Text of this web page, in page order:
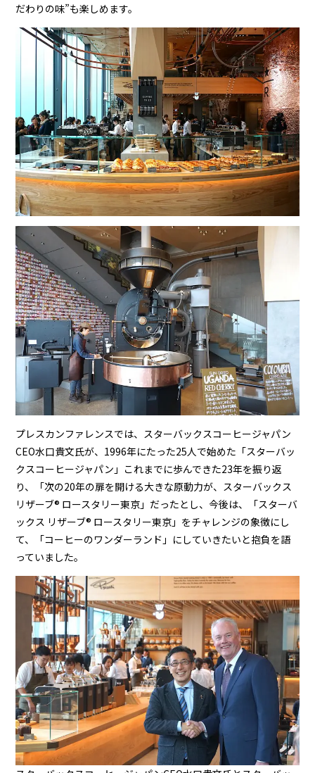
だわりの味”も楽しめます。
プレスカンファレンスでは、スターバックスコーヒージャパン
CEO水口貴文氏が、1996年にたった25人で始めた「スターバッ
クスコーヒージャパン」これまでに歩んできた23年を振り返
り、「次の20年の扉を開ける大きな原動力が、スターバックス
リザーブ®︎ ロースタリー東京」だったとし、今後は、「スターバ
ックス リザーブ®︎ ロースタリー東京」をチャレンジの象徴にし
て、「コーヒーのワンダーランド」にしていきたいと抱負を語
っていました。